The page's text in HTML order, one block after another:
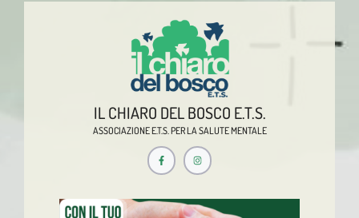
IL CHIARO DEL BOSCO E.T.S.
ASSOCIAZIONE E.T.S. PER LA SALUTE MENTALE